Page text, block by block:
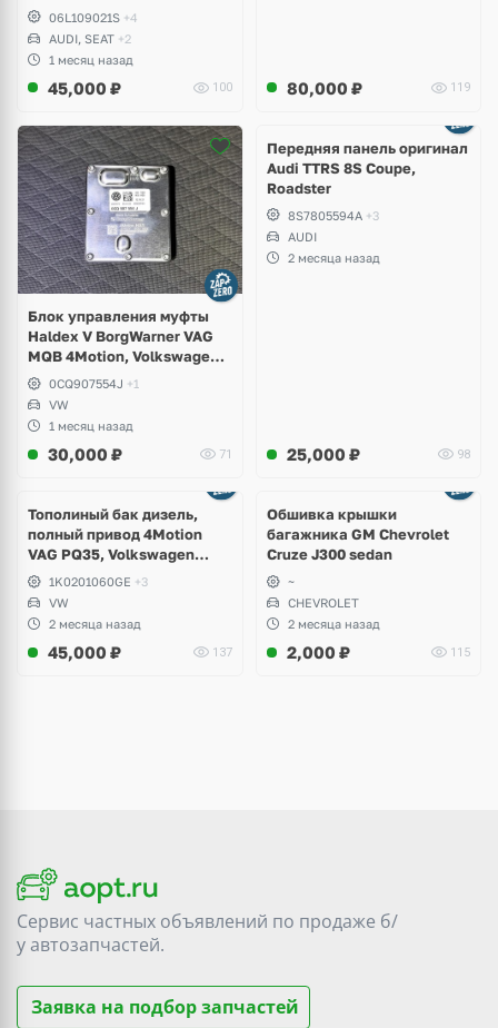
06L109021S +4
AUDI, SEAT +2
1 месяц назад
45,000 ₽ 100 80,000 ₽ 119
Блок управления муфты
Haldex V BorgWarner VAG
MQB 4Motion, Volkswagen
Tiguan
0CQ907554J +1
VW
1 месяц назад
30,000 ₽ 71
2 фото
Передняя панель оригинал
Audi TTRS 8S Coupe,
Roadster
8S7805594A +3
AUDI
2 месяца назад
25,000 ₽ 98
Тополиный бак дизель,
полный привод 4Motion
VAG PQ35, Volkswagen
Scirocco, Golf V, VI, Skoda
Yeti, Octavia A5, Superb,
Audi A3, Seat Altea
1K0201060GE +3
VW
2 месяца назад
45,000 ₽ 137
Обшивка крышки
багажника GM Chevrolet
Cruze J300 sedan
~
CHEVROLET
2 месяца назад
2,000 ₽ 115
Сервис частных объявлений по продаже б/
уавтозапчастей.
Заявка на подбор запчастей